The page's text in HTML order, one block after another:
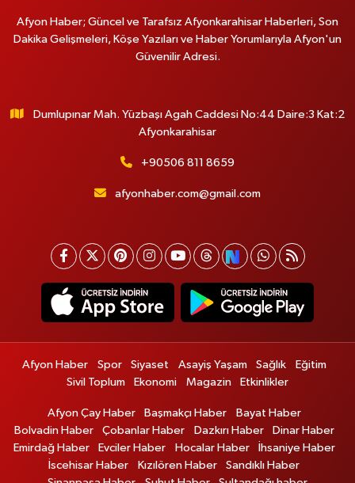
Afyon Haber; Güncel ve Tarafsız Afyonkarahisar Haberleri, Son
Dakika Gelişmeleri, Köşe Yazıları ve Haber Yorumlarıyla Afyon'un
Güvenilir Adresi.
Dumlupınar Mah. Yüzbaşı Agah Caddesi No:44 Daire:3 Kat:2
Afyonkarahisar
+90506 811 8659
afyonhaber.com@gmail.com
Afyon Haber Spor Siyaset Asayiş Yaşam Sağlık
Eğitim
Sivil Toplum
Ekonomi Magazin Etkinlikler
Afyon Çay Haber Başmakçı Haber
Bayat Haber
Bolvadin Haber
Çobanlar Haber Dazkırı Haber
Dinar Haber
Emirdağ Haber
Evciler Haber Hocalar Haber
İhsaniye Haber
İscehisar Haber
Kızılören Haber
Sandıklı Haber